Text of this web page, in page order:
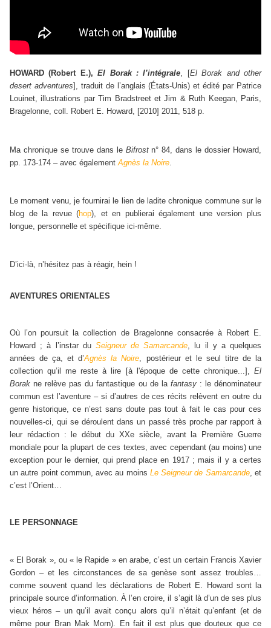
HOWARD (Robert E.),El Borak : l’intégrale, [El Borak and other
desert adventures], traduit de l’anglais (États-Unis) et édité par Patrice
Louinet, illustrations par Tim Bradstreet et Jim & Ruth Keegan, Paris,
Bragelonne, coll. Robert E. Howard, [2010] 2011, 518 p.
Ma chronique se trouve dans le Bifrostn° 84, dans le dossier Howard,
pp. 173-174 – avec également Agnès la Noire
Le moment venu, je fournirai le lien de ladite chronique commune sur le
blog de la revue (hop), et en publierai également une version plus
longue, personnelle et spécifique ici-même.
D’ici-là, n’hésitez pas à réagir, hein !
AVENTURES ORIENTALES
Où l’on poursuit la collection de Bragelonne consacrée à Robert E.
Howard ; à l’instar du Seigneur de Samarcande, lu il y a quelques
années de ça, et d’Agnès la Noire, postérieur et le seul titre de la
collection qu’il me reste à lire [à l'époque de cette chronique...], El
Borak ne relève pas du fantastique ou de la fantasy: le dénominateur
commun est l’aventure – si d’autres de ces récits relèvent en outre du
genre historique, ce n’est sans doute pas tout à fait le cas pour ces
nouvelles-ci, qui se déroulent dans un passé très proche par rapport à
leur rédaction : le début du XXe siècle, avant la Première Guerre
mondiale pour la plupart de ces textes, avec cependant (au moins) une
exception pour le dernier, qui prend place en 1917 ; mais il y a certes
un autre point commun, avec au moins Le Seigneur de Samarcande, et
c’est l’Orient…
LE PERSONNAGE
« El Borak », ou « le Rapide » en arabe, c’est un certain Francis Xavier
Gordon – et les circonstances de sa genèse sont assez troubles…
comme souvent quand les déclarations de Robert E. Howard sont la
principale source d’information. À l’en croire, il s’agit là d’un de ses plus
vieux héros – un qu’il avait conçu alors qu’il n’était qu’enfant (et de
même pour Bran Mak Morn). En fait il est plus que douteux que ce